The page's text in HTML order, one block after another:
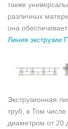
также
различных
она
Линия экструзии
Экструзионная
труб, в Том
диаметром от 20